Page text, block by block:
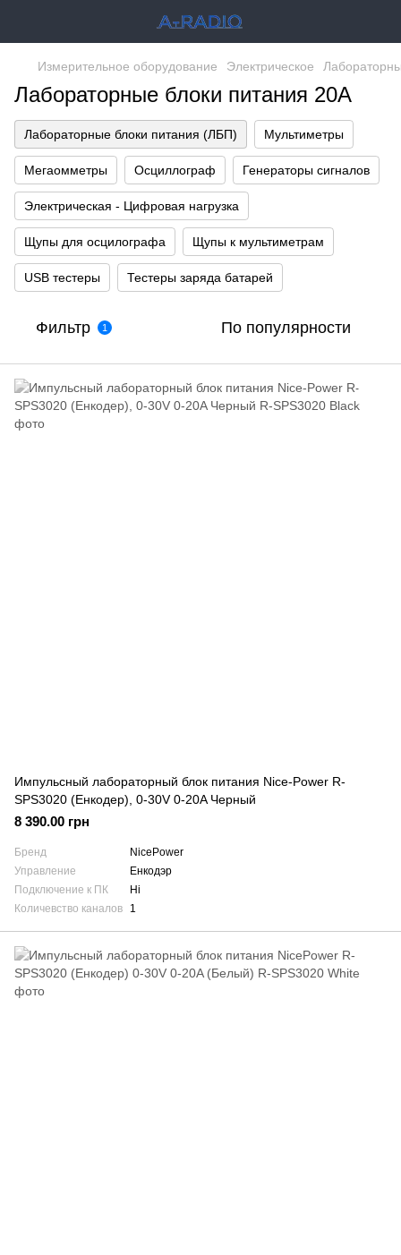
Измерительное оборудование Электрическое
Лабораторные блоки питания 20А
Лабораторные блоки питания (ЛБП) Мультиметры
Мегаомметры Осциллограф Генераторы сигналов
Электрическая - Цифровая нагрузка
Щупы для осцилографа Щупы к мультиметрам
USB тестеры Тестеры заряда батарей
Фильтр 1 По популярности
Импульсный лабораторный блок питания Nice-Power R-
SPS3020 (Енкодер), 0-30V 0-20A Черный
8 390.00 грн
Бренд
NicePower
Управление
Енкодэр
Подключение к ПК
Ні
Количевство каналов
1